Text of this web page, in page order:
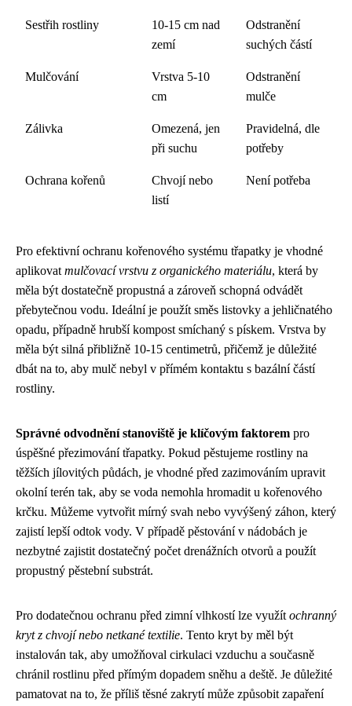
Sestřih rostliny
10-15 cm nad
zemí
Odstranění
suchých částí
Mulčování
Vrstva 5-10
cm
Odstranění
mulče
Zálivka
Omezená, jen
při suchu
Pravidelná, dle
potřeby
Ochrana kořenů
Chvojí nebo
listí
Není potřeba
Pro efektivní ochranu kořenového systému třapatky je vhodné
aplikovat mulčovací vrstvu z organického materiálu, která by
měla být dostatečně propustná a zároveň schopná odvádět
přebytečnou vodu. Ideální je použít směs listovky a jehličnatého
opadu, případně hrubší kompost smíchaný s pískem. Vrstva by
měla být silná přibližně 10-15 centimetrů, přičemž je důležité
dbát na to, aby mulč nebyl v přímém kontaktu s bazální částí
rostliny.
Správné odvodnění stanoviště je klíčovým faktorem pro
úspěšné přezimování třapatky. Pokud pěstujeme rostliny na
těžších jílovitých půdách, je vhodné před zazimováním upravit
okolní terén tak, aby se voda nemohla hromadit u kořenového
krčku. Můžeme vytvořit mírný svah nebo vyvýšený záhon, který
zajistí lepší odtok vody. V případě pěstování v nádobách je
nezbytné zajistit dostatečný počet drenážních otvorů a použít
propustný pěstební substrát.
Pro dodatečnou ochranu před zimní vlhkostí lze využít ochranný
kryt z chvojí nebo netkané textilie. Tento kryt by měl být
instalován tak, aby umožňoval cirkulaci vzduchu a současně
chránil rostlinu před přímým dopadem sněhu a deště. Je důležité
pamatovat na to, že příliš těsné zakrytí může způsobit zapaření